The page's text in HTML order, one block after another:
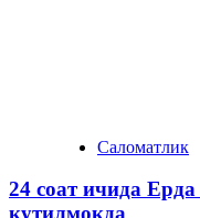
Саломатлик
24 соат ичида
кутилмоқда